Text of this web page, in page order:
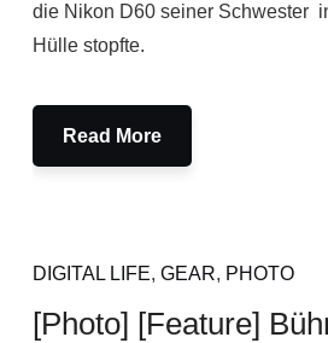
die Nikon D60 seiner Schwester
Hülle stopfte.
Read More
DIGITAL LIFE, GEAR, PHOTO
[Photo] [Feature]